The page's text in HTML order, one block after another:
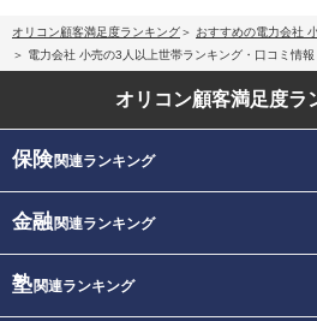
オリコン顧客満足度ランキング
おすすめの電力会社
電力会社 小売の3人以上世帯ランキング・口コミ情報
オリコン顧客満足度ラ
保険関連ランキング
金融関連ランキング
塾関連ランキング